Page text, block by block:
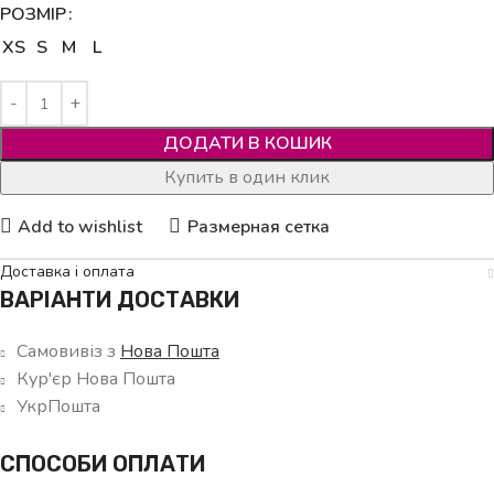
РОЗМІР
XS S M L
ДОДАТИ В КОШИК
Купить в один клик
Add to wishlist Размерная сетка
Доставка і оплата
ВАРІАНТИ ДОСТАВКИ
Самовивіз з Нова Пошта
Кур'єр Нова Пошта
УкрПошта
СПОСОБИ ОПЛАТИ